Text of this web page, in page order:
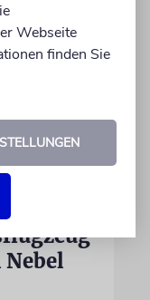
Webseite
finden Sie